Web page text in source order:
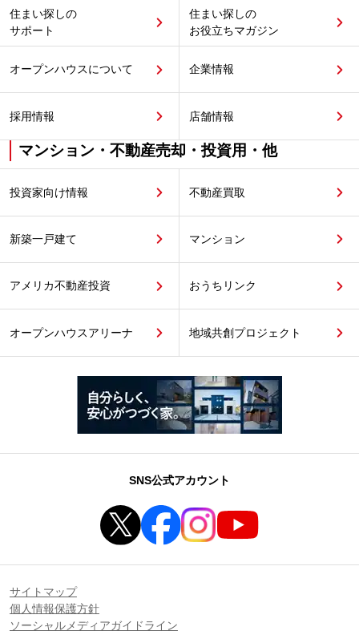
住まい探しの
サポート
住まい探しの
お役立ちマガジン
オープンハウスについて 企業情報
採用情報 店舗情報
マンション・不動産売却・投資用・他
投資家向け情報 不動産買取
新築一戸建て マンション
アメリカ不動産投資 おうちリンク
オープンハウスアリーナ 地域共創プロジェクト
SNS公式アカウント
サイトマップ
個人情報保護方針
ソーシャルメディアガイドライン